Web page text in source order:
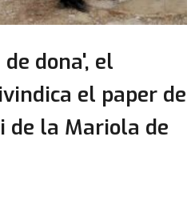
dona', el
el paper de
de la Mariola de